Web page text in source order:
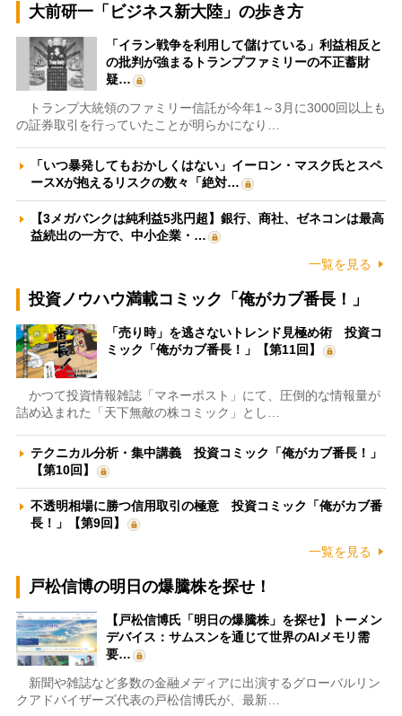
大前研一「ビジネス新大陸」の歩き方
「イラン戦争を利用して儲けている」利益相反と
の批判が強まるトランプファミリーの不正蓄財
疑…
トランプ大統領のファミリー信託が今年1～3月に3000回以上も
の証券取引を行っていたことが明らかになり…
「いつ暴発してもおかしくはない」イーロン・マスク氏とスペ
ースXが抱えるリスクの数々「絶対…
【3メガバンクは純利益5兆円超】銀行、商社、ゼネコンは最高
益続出の一方で、中小企業・…
一覧を見る
投資ノウハウ満載コミック「俺がカブ番長！」
「売り時」を逃さないトレンド見極め術 投資コ
ミック「俺がカブ番長！」【第11回】
かつて投資情報雑誌「マネーポスト」にて、圧倒的な情報量が
詰め込まれた「天下無敵の株コミック」とし…
テクニカル分析・集中講義 投資コミック「俺がカブ番長！」
【第10回】
不透明相場に勝つ信用取引の極意 投資コミック「俺がカブ番
長！」【第9回】
一覧を見る
戸松信博の明日の爆騰株を探せ！
【戸松信博氏「明日の爆騰株」を探せ】トーメン
デバイス：サムスンを通じて世界のAIメモリ需
要…
新聞や雑誌など多数の金融メディアに出演するグローバルリン
クアドバイザーズ代表の戸松信博氏が、最新…